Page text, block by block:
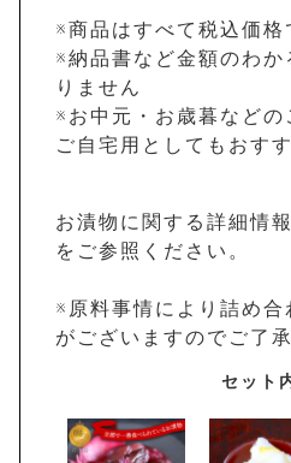
※商品はすべて税込価格
※納品書など金額のわ
りません
※お中元・お歳暮などの
ご自宅用としてもおす
お漬物に関する詳細情
をご参照ください。
※原料事情により詰め
がございますのでご了
セット